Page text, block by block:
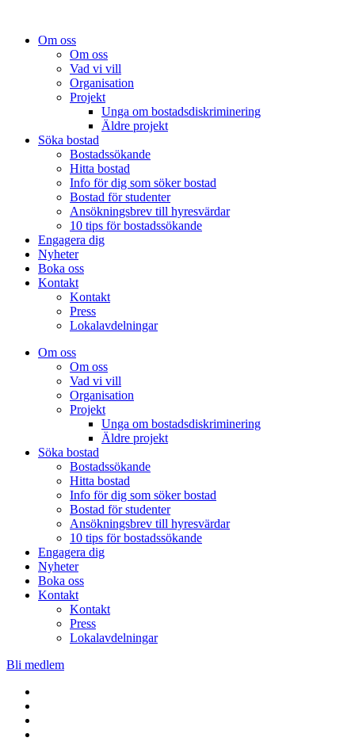
Om oss
Om oss
Vad vi vill
Organisation
Projekt
Unga om bostadsdiskriminering
Äldre projekt
Söka bostad
Bostadssökande
Hitta bostad
Info för dig som söker bostad
Bostad för studenter
Ansökningsbrev till hyresvärdar
10 tips för bostadssökande
Engagera dig
Nyheter
Boka oss
Kontakt
Kontakt
Press
Lokalavdelningar
Om oss
Om oss
Vad vi vill
Organisation
Projekt
Unga om bostadsdiskriminering
Äldre projekt
Söka bostad
Bostadssökande
Hitta bostad
Info för dig som söker bostad
Bostad för studenter
Ansökningsbrev till hyresvärdar
10 tips för bostadssökande
Engagera dig
Nyheter
Boka oss
Kontakt
Kontakt
Press
Lokalavdelningar
Bli medlem